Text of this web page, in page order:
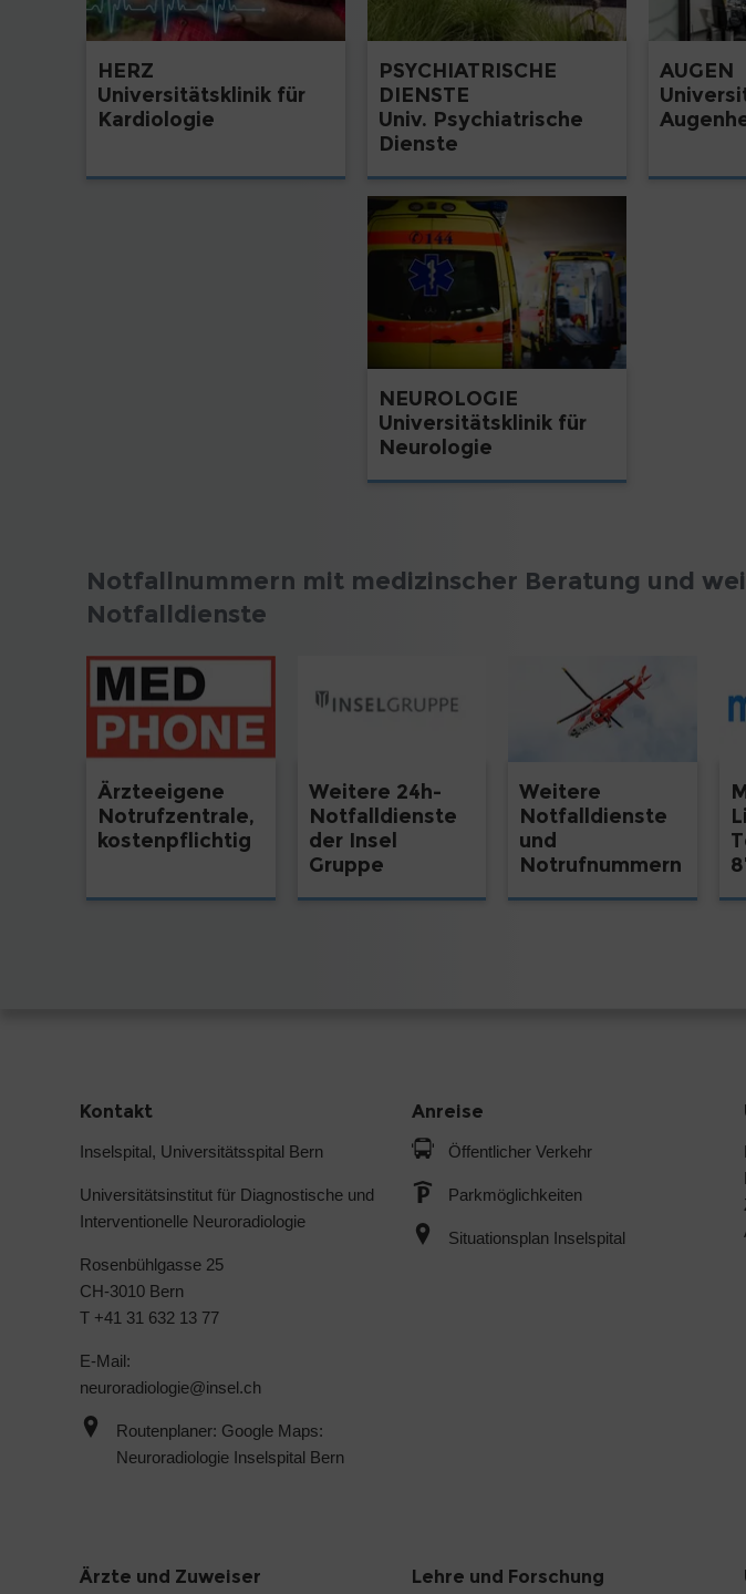
HERZ
Universitätsklinik für
Kardiologie
PSYCHIATRISCHE
DIENSTE
Univ. Psychiatrische
Dienste
AUGEN
NEUROLOGIE
Universitätsklinik für
Neurologie
Notfallnummern mit medizinscher Beratung und
Notfalldienste
Ärzteeigene
Notrufzentrale,
kostenpflichtig
Weitere 24h-
Notfalldienste
der Insel
Gruppe
Weitere
Notfalldienste
und
Notrufnummern
Kontakt
Inselspital, Universitätsspital Bern
Universitätsinstitut für Diagnostische und
Interventionelle Neuroradiologie
Rosenbühlgasse 25
CH-3010 Bern
T +41 31 632 13 77
E-Mail:
neuroradiologie@insel.ch
Routenplaner: Google Maps:
Neuroradiologie Inselspital Bern
Anreise
Öffentlicher Verkehr
Parkmöglichkeiten
Situationsplan Inselspital
Ärzte und Zuweiser Lehre und Forschung